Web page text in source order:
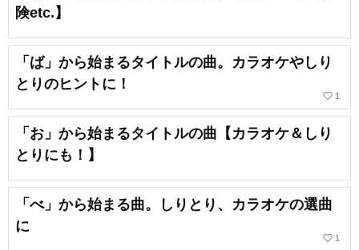
険etc.】
「ば」から始まるタイトルの曲。カラオケやしり
とりのヒントに！
favorite_border 1
「お」から始まるタイトルの曲【カラオケ＆しり
とりにも！】
「べ」から始まる曲。しりとり、カラオケの選曲
に
favorite_border 1